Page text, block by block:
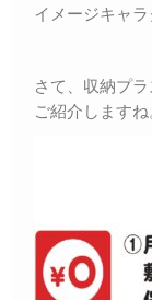
イメージキャラ
さて、収納プ
ご紹介しますね